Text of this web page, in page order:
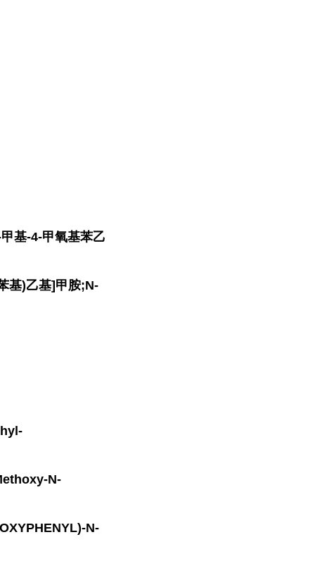
基-4-甲氧基苯乙
基)乙基]甲胺;N-
N-
N-